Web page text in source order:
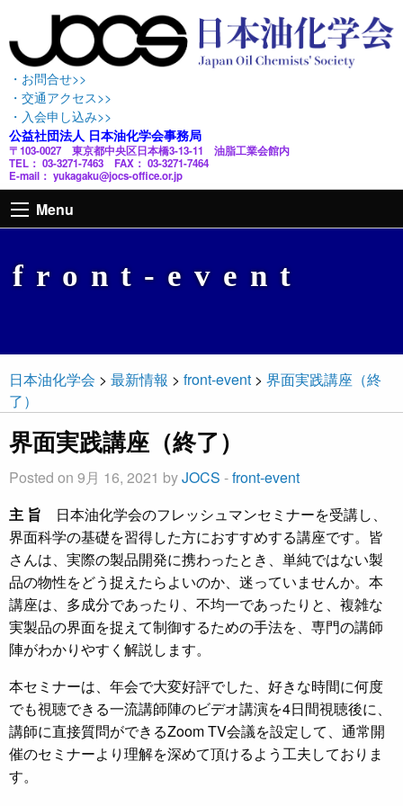
・お問合せ>>
・交通アクセス>>
・入会申し込み>>
公益社団法人 日本油化学会事務局
〒103-0027 東京都中央区日本橋3-13-11 油脂工業会館内
TEL： 03-3271-7463 FAX： 03-3271-7464
E-mail： yukagaku@jocs-office.or.jp
Menu
front-event
日本油化学会 > 最新情報 > front-event > 界面実践講座（終
了）
界面実践講座（終了）
Posted on 9月 16, 2021 byJOCS -front-event
主 旨 日本油化学会のフレッシュマンセミナーを受講し、
界面科学の基礎を習得した方におすすめする講座です。皆
さんは、実際の製品開発に携わったとき、単純ではない製
品の物性をどう捉えたらよいのか、迷っていませんか。本
講座は、多成分であったり、不均一であったりと、複雑な
実製品の界面を捉えて制御するための手法を、専門の講師
陣がわかりやすく解説します。
本セミナーは、年会で大変好評でした、好きな時間に何度
でも視聴できる一流講師陣のビデオ講演を4日間視聴後に、
講師に直接質問ができるZoom TV会議を設定して、通常開
催のセミナーより理解を深めて頂けるよう工夫しておりま
す。